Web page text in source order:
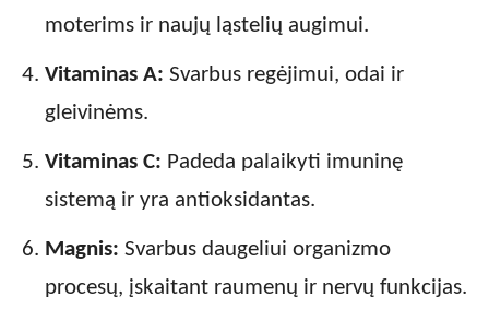
moterims ir naujų ląstelių augimui.
Vitaminas A: Svarbus regėjimui, odai ir
gleivinėms.
Vitaminas C: Padeda palaikyti imuninę
sistemą ir yra antioksidantas.
Magnis: Svarbus daugeliui organizmo
procesų, įskaitant raumenų ir nervų funkcijas.